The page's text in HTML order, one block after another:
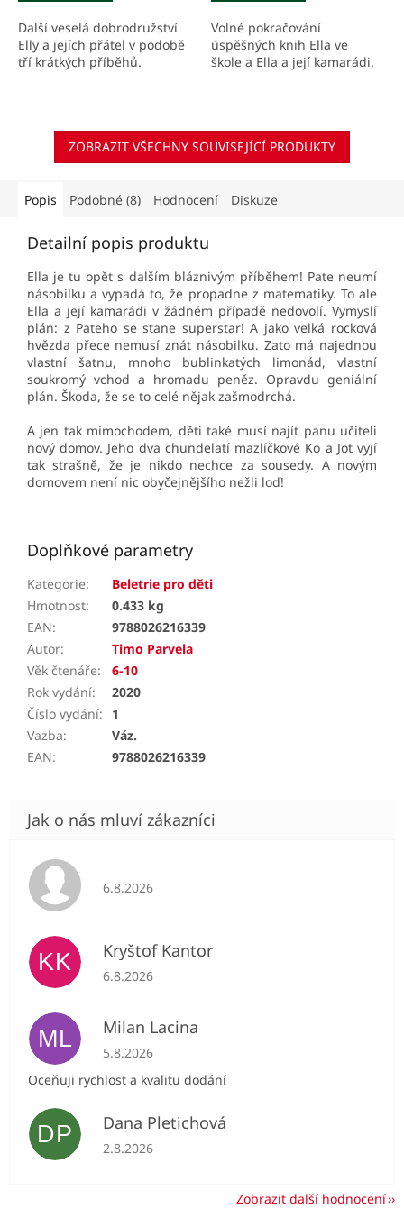
Další veselá dobrodružství
Elly a jejích přátel v podobě
tří krátkých příběhů.
Volné pokračování
úspěšných knih Ella ve
škole a Ella a její kamarádi.
ZOBRAZIT VŠECHNY SOUVISEJÍCÍ PRODUKTY
Popis Podobné (8) Hodnocení Diskuze
Detailní popis produktu
Ella je tu opět s dalším bláznivým příběhem! Pate neumí
násobilku a vypadá to, že propadne z matematiky. To ale
Ella a její kamarádi v žádném případě nedovolí. Vymyslí
plán: z Pateho se stane superstar! A jako velká rocková
hvězda přece nemusí znát násobilku. Zato má najednou
vlastní šatnu, mnoho bublinkatých limonád, vlastní
soukromý vchod a hromadu peněz. Opravdu geniální
plán. Škoda, že se to celé nějak zašmodrchá.
A jen tak mimochodem, děti také musí najít panu učiteli
nový domov. Jeho dva chundelatí mazlíčkové Ko a Jot vyjí
tak strašně, že je nikdo nechce za sousedy. A novým
domovem není nic obyčejnějšího nežli loď!
Doplňkové parametry
Kategorie:
Beletrie pro děti
Hmotnost:
0.433 kg
EAN:
9788026216339
Autor:
Timo Parvela
Věk čtenáře:
6-10
Rok vydání:
2020
Číslo vydání:
1
Vazba:
Váz.
EAN: 9788026216339
Hodnocení obchodu je 5 z 5 hvězdiček.
6.8.2026
KK Kryštof Kantor
Hodnocení obchodu je 5 z 5 hvězdiček.
6.8.2026
ML Milan Lacina
Hodnocení obchodu je 5 z 5 hvězdiček.
5.8.2026
Oceňuji rychlost a kvalitu dodání
DP Dana Pletichová
Hodnocení obchodu je 5 z 5 hvězdiček.
2.8.2026
Zobrazit další hodnocení